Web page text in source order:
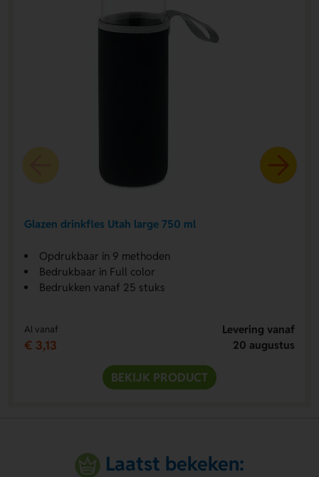
Glazen drinkfles Utah large 750 ml
Opdrukbaar in 9 methoden
Bedrukbaar in Full color
Bedrukken vanaf 25 stuks
Al vanaf
€ 3,13
Levering vanaf
20 augustus
BEKIJK PRODUCT
Laatst bekeken: